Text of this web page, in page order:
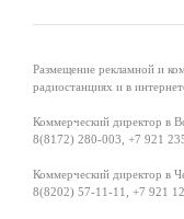
Размещение рекламной и
радиостанциях и в
Коммерческий директор в
8(8172) 280-003, +7 921
Коммерческий директор в
8(8202) 57-11-11, +7 921